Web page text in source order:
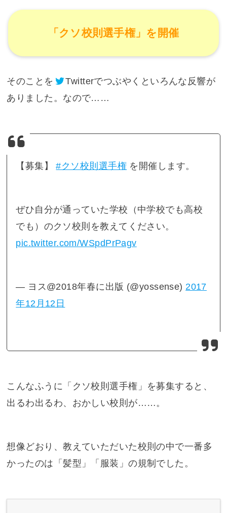
「クソ校則選手権」を開催
そのことを Twitterでつぶやくといろんな反響が
ありました。なので……
【募集】#クソ校則選手権 を開催します。
ぜひ自分が通っていた学校（中学校でも高校
でも）のクソ校則を教えてください。
pic.twitter.com/WSpdPrPagv
— ヨス@2018年春に出版 (@yossense) 2017
年12月12日
こんなふうに「クソ校則選手権」を募集すると、
出るわ出るわ、おかしい校則が……。
想像どおり、教えていただいた校則の中で一番多
かったのは「髪型」「服装」の規制でした。